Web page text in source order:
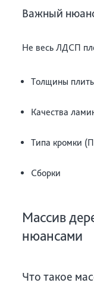
Важный
Не весь ЛДСП
Толщины
Качества
Типа кромки
Сборки
Массив
нюансами
Что такое